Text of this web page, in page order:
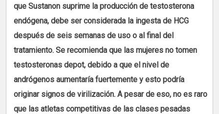
que Sustanon suprime la producción de testosterona
endógena, debe ser considerada la ingesta de HCG
después de seis semanas de uso o al final del
tratamiento. Se recomienda que las mujeres no tomen
testosteronas depot, debido a que el nivel de
andrógenos aumentaría fuertemente y esto podría
originar signos de virilización. A pesar de eso, no es raro
que las atletas competitivas de las clases pesadas